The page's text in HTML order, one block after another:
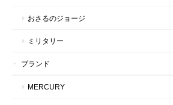
おさるのジョージ
ミリタリー
ブランド
MERCURY